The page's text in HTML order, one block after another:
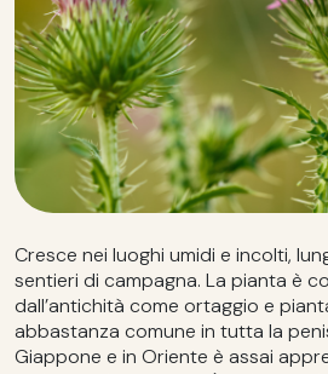
Cresce nei luoghi umidi e incolti,
sentieri di campagna. La pianta è
dall’antichità come ortaggio e
abbastanza comune in tutta la
Giappone e in Oriente è assai